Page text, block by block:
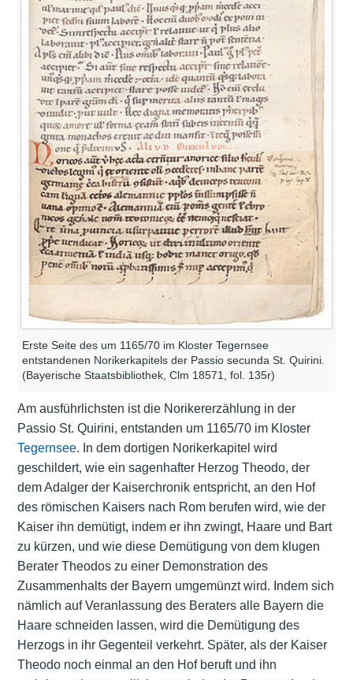
Erste Seite des um 1165/70 im Kloster Tegernsee
entstandenen Norikerkapitels der Passio secunda St. Quirini.
(Bayerische Staatsbibliothek, Clm 18571, fol. 135r)
Am ausführlichsten ist die Norikererzählung in der
Passio St. Quirini, entstanden um 1165/70 im Kloster
Tegernsee. In dem dortigen Norikerkapitel wird
geschildert, wie ein sagenhafter Herzog Theodo, der
dem Adalger der Kaiserchronik entspricht, an den Hof
des römischen Kaisers nach Rom berufen wird, wie der
Kaiser ihn demütigt, indem er ihn zwingt, Haare und Bart
zu kürzen, und wie diese Demütigung von dem klugen
Berater Theodos zu einer Demonstration des
Zusammenhalts der Bayern umgemünzt wird. Indem sich
nämlich auf Veranlassung des Beraters alle Bayern die
Haare schneiden lassen, wird die Demütigung des
Herzogs in ihr Gegenteil verkehrt. Später, als der Kaiser
Theodo noch einmal an den Hof beruft und ihn